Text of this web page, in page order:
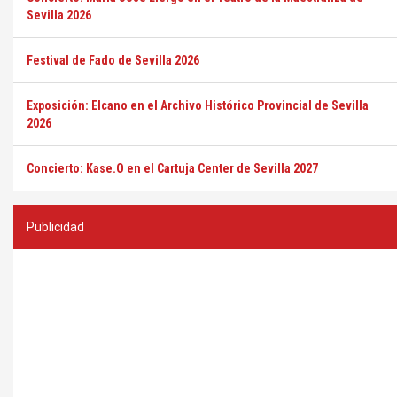
Sevilla 2026
Festival de Fado de Sevilla 2026
Exposición: Elcano en el Archivo Histórico Provincial de Sevilla
2026
Concierto: Kase.O en el Cartuja Center de Sevilla 2027
Publicidad